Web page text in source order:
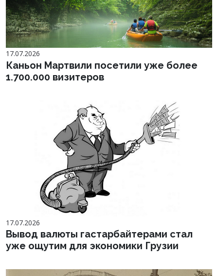
17.07.2026
Каньон Мартвили посетили уже более
1.700.000 визитеров
17.07.2026
Вывод валюты гастарбайтерами стал
уже ощутим для экономики Грузии